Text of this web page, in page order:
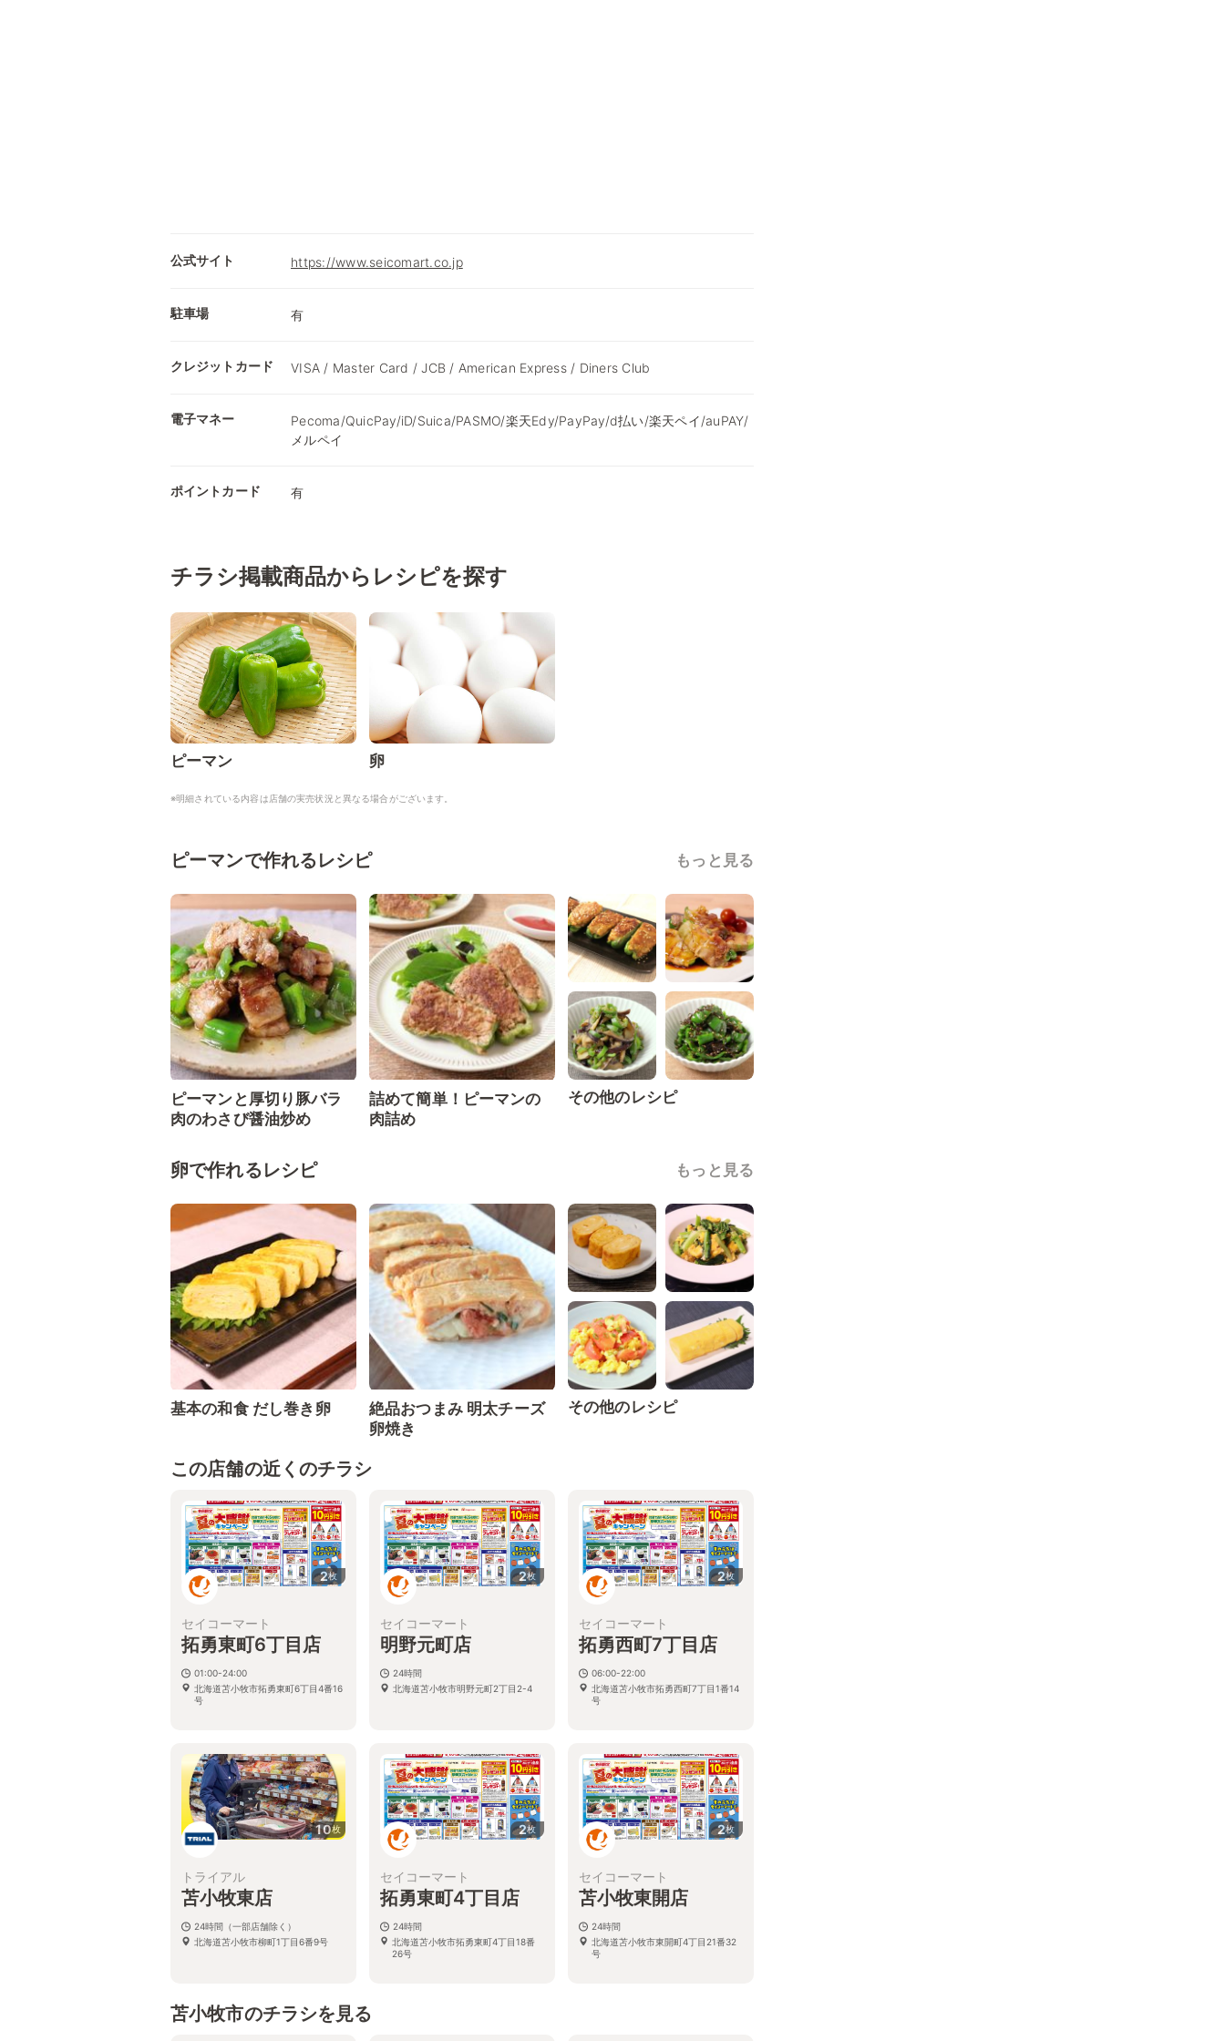
公式サイト https://www.seicomart.co.jp
駐車場 有
クレジットカード VISA / Master Card / JCB / American Express / Diners Club
電子マネー
Pecoma/QuicPay/iD/Suica/PASMO/楽天Edy/PayPay/d払い/楽天ペイ/auPAY/
メルペイ
ポイントカード 有
チラシ掲載商品からレシピを探す
ピーマン 卵
※明細されている内容は店舗の実売状況と異なる場合がございます。
ピーマンで作れるレシピ もっと見る
ピーマンと厚切り豚バラ
肉のわさび醤油炒め
詰めて簡単！ピーマンの
肉詰め
その他のレシピ
卵で作れるレシピ もっと見る
基本の和食 だし巻き卵
絶品おつまみ 明太チーズ
卵焼き
その他のレシピ
この店舗の近くのチラシ
2枚
セイコーマート
拓勇東町6丁目店
01:00-24:00
北海道苫小牧市拓勇東町6丁目4番16
号
2枚
セイコーマート
明野元町店
24時間
北海道苫小牧市明野元町2丁目2-4
2枚
セイコーマート
拓勇西町7丁目店
06:00-22:00
北海道苫小牧市拓勇西町7丁目1番14
号
10枚
トライアル
苫小牧東店
24時間（一部店舗除く）
北海道苫小牧市柳町1丁目6番9号
2枚
セイコーマート
拓勇東町4丁目店
24時間
北海道苫小牧市拓勇東町4丁目18番
26号
2枚
セイコーマート
苫小牧東開店
24時間
北海道苫小牧市東開町4丁目21番32
号
苫小牧市のチラシを見る